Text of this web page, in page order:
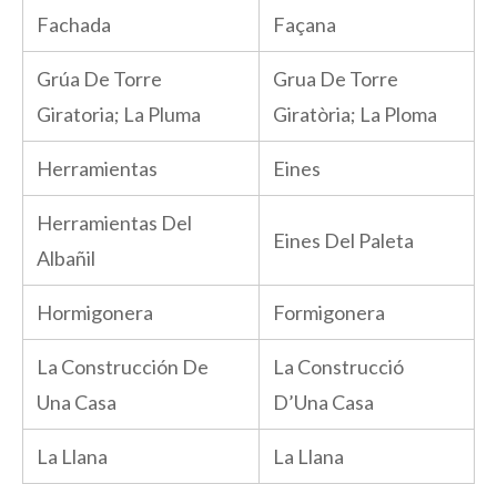
Fachada Façana
Grúa De Torre
Giratoria; La Pluma
Grua De Torre
Giratòria; La Ploma
Herramientas Eines
Herramientas Del
Albañil
Eines Del Paleta
Hormigonera Formigonera
La Construcción De
Una Casa
La Construcció
D’Una Casa
La Llana La Llana